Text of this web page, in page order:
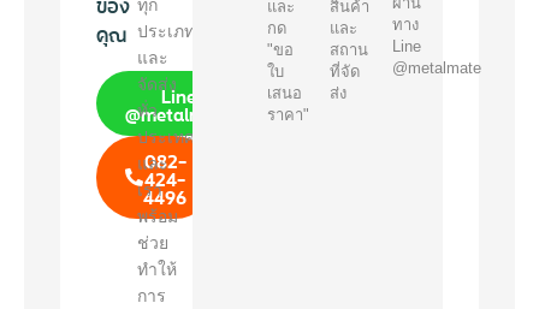
คุณ
Line
@metalmate
082-
424-
4496
ทุก
ประเภท
และ
จัดส่ง
ทั่ว
ประเทศ
และ
เรา
พร้อม
ช่วย
ทำให้
การ
และ
กด
"ขอ
ใบ
เสนอ
ราคา"
สินค้า
และ
สถาน
ที่จัด
ส่ง
ทาง
Line
@metalmate